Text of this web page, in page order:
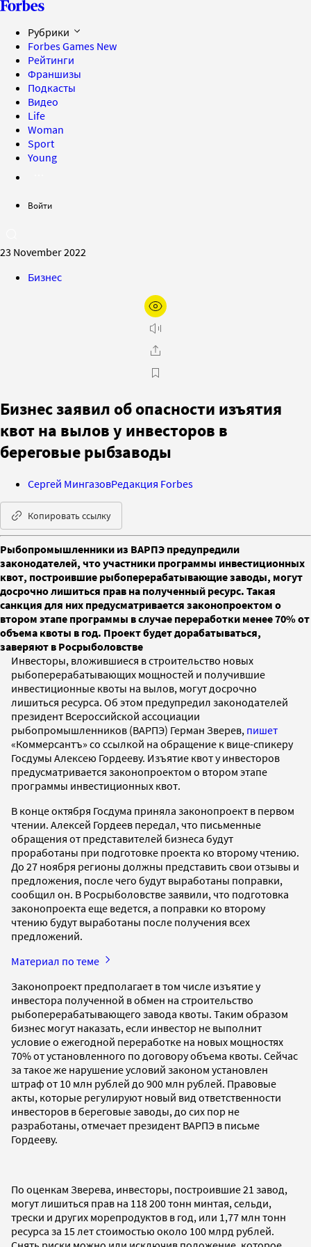
Рубрики
Forbes Games New
Рейтинги
Франшизы
Подкасты
Видео
Life
Woman
Sport
Young
Войти
23 November 2022
Бизнес
Бизнес заявил об опасности изъятия
квот на вылов у инвесторов в
береговые рыбзаводы
Сергей МингазовРедакция Forbes
Копировать ссылку
Рыбопромышленники из ВАРПЭ предупредили
законодателей, что участники программы инвестиционных
квот, построившие рыбоперерабатывающие заводы, могут
досрочно лишиться прав на полученный ресурс. Такая
санкция для них предусматривается законопроектом о
втором этапе программы в случае переработки менее 70% от
объема квоты в год. Проект будет дорабатываться,
заверяют в Росрыболовстве
Инвесторы, вложившиеся в строительство новых
рыбоперерабатывающих мощностей и получившие
инвестиционные квоты на вылов, могут досрочно
лишиться ресурса. Об этом предупредил законодателей
президент Всероссийской ассоциации
рыбопромышленников (ВАРПЭ) Герман Зверев, пишет
«Коммерсантъ» со ссылкой на обращение к вице-спикеру
Госдумы Алексею Гордееву. Изъятие квот у инвесторов
предусматривается законопроектом о втором этапе
программы инвестиционных квот.
В конце октября Госдума приняла законопроект в первом
чтении. Алексей Гордеев передал, что письменные
обращения от представителей бизнеса будут
проработаны при подготовке проекта ко второму чтению.
До 27 ноября регионы должны представить свои отзывы и
предложения, после чего будут выработаны поправки,
сообщил он. В Росрыболовстве заявили, что подготовка
законопроекта еще ведется, а поправки ко второму
чтению будут выработаны после получения всех
предложений.
Материал по теме
Законопроект предполагает в том числе изъятие у
инвестора полученной в обмен на строительство
рыбоперерабатывающего завода квоты. Таким образом
бизнес могут наказать, если инвестор не выполнит
условие о ежегодной переработке на новых мощностях
70% от установленного по договору объема квоты. Сейчас
за такое же нарушение условий законом установлен
штраф от 10 млн рублей до 900 млн рублей. Правовые
акты, которые регулируют новый вид ответственности
инвесторов в береговые заводы, до сих пор не
разработаны, отмечает президент ВАРПЭ в письме
Гордееву.
По оценкам Зверева, инвесторы, построившие 21 завод,
могут лишиться прав на 118 200 тонн минтая, сельди,
трески и других морепродуктов в год, или 1,77 млн тонн
ресурса за 15 лет стоимостью около 100 млрд рублей.